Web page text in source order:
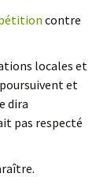
contre
locales et
et
dira
pas respecté